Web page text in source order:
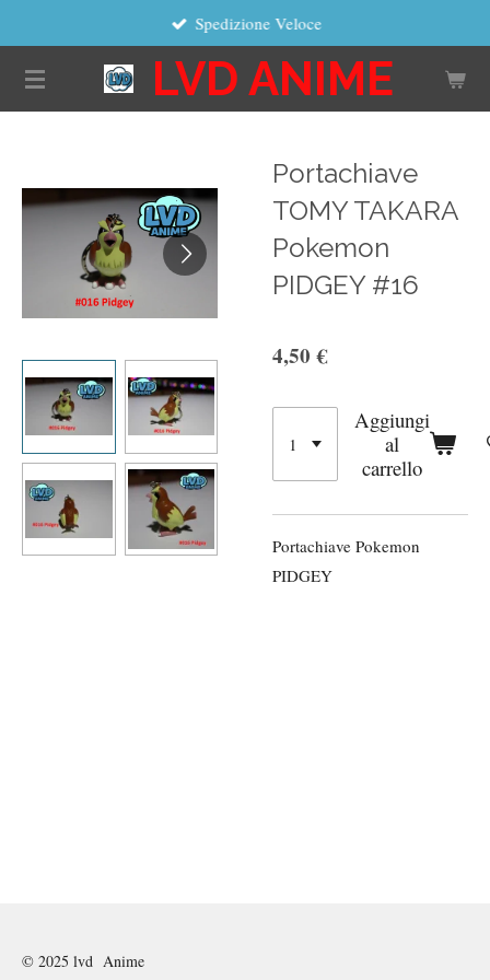
contenuto
principale
LVD ANIME
Spedizione Veloce
Portachiave
TOMY TAKARA
Pokemon
PIDGEY #16
4,50 €
Aggiungi
al
carrello
Portachiave Pokemon
PIDGEY
© 2025 lvd Anime